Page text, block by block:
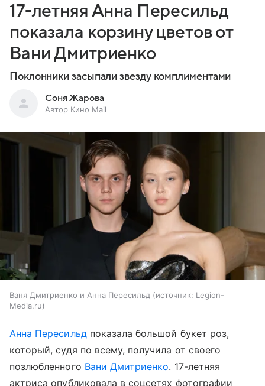
17-летняя Анна Пересильд
показала корзину цветов от
Вани Дмитриенко
Поклонники засыпали звезду комплиментами
Соня Жарова
Автор Кино Mail
Ваня Дмитриенко и Анна Пересильд источник: Legion-
Media.ru
Анна Пересильдпоказала большой букет роз,
который, судя по всему, получилa от своего
позлюбленного Вани Дмитриенко. 17-летняя
актриса опубликовала в соцсетях фотографии